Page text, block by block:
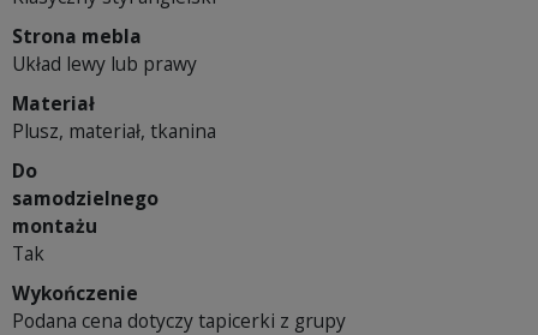
Strona mebla
Układ lewy lub prawy
Materiał
Plusz, materiał, tkanina
Do
samodzielnego
montażu
Tak
Wykończenie
Podana cena dotyczy tapicerki z grupy